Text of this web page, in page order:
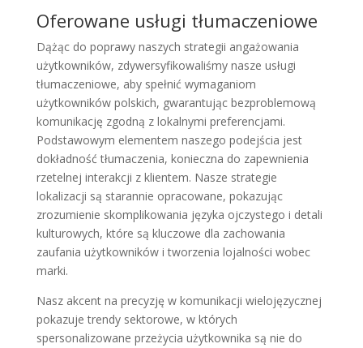
Oferowane usługi tłumaczeniowe
Dążąc do poprawy naszych strategii angażowania
użytkowników, zdywersyfikowaliśmy nasze usługi
tłumaczeniowe, aby spełnić wymaganiom
użytkowników polskich, gwarantując bezproblemową
komunikację zgodną z lokalnymi preferencjami.
Podstawowym elementem naszego podejścia jest
dokładność tłumaczenia, konieczna do zapewnienia
rzetelnej interakcji z klientem. Nasze strategie
lokalizacji są starannie opracowane, pokazując
zrozumienie skomplikowania języka ojczystego i detali
kulturowych, które są kluczowe dla zachowania
zaufania użytkowników i tworzenia lojalności wobec
marki.
Nasz akcent na precyzję w komunikacji wielojęzycznej
pokazuje trendy sektorowe, w których
spersonalizowane przeżycia użytkownika są nie do